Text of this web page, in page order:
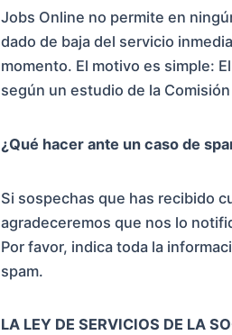
Jobs Online no permite en
dado de baja del servicio
momento. El motivo es simple:
según un estudio de la
¿Qué hacer ante un caso de
Si sospechas que has recibido
agradeceremos que nos lo
Por favor, indica toda la
spam.
LA LEY DE SERVICIOS DE LA